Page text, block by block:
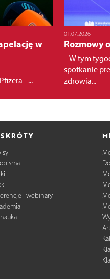
w
–...
01.07.2026
Rozmowy
– W tym
spotkanie
zdrowia...
i webinary